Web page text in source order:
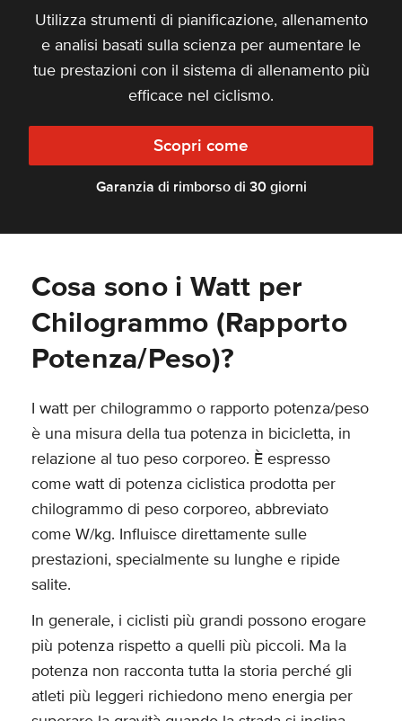
Utilizza strumenti di pianificazione, allenamento
e analisi basati sulla scienza per aumentare le
tue prestazioni con il sistema di allenamento più
efficace nel ciclismo.
Scopri come
Garanzia di rimborso di 30 giorni
Cosa sono i Watt per
Chilogrammo (Rapporto
Potenza/Peso)?
I watt per chilogrammo o rapporto potenza/peso
è una misura della tua potenza in bicicletta, in
relazione al tuo peso corporeo. È espresso
come watt di potenza ciclistica prodotta per
chilogrammo di peso corporeo, abbreviato
come W/kg. Influisce direttamente sulle
prestazioni, specialmente su lunghe e ripide
salite.
In generale, i ciclisti più grandi possono erogare
più potenza rispetto a quelli più piccoli. Ma la
potenza non racconta tutta la storia perché gli
atleti più leggeri richiedono meno energia per